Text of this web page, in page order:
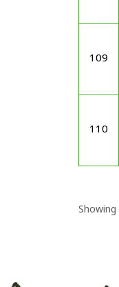
109
110
Showing